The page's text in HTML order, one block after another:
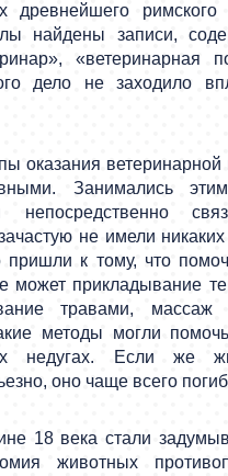
древнейшего римского
найдены записи,
«ветеринарная
дело не заходило
оказания
Занимались
непосредственно
не имели никаких
пришли к тому, что
может прикладывание
травами, массаж
методы могли
недугах. Если же
оно чаще всего
18 века стали
животных